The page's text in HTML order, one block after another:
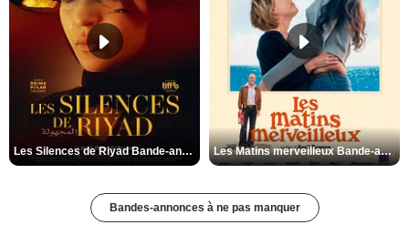
Les Silences de Riyad Bande-annonce VO STFR Les Matins merveilleux Bande-annonce VF
Bandes-annonces à ne pas manquer